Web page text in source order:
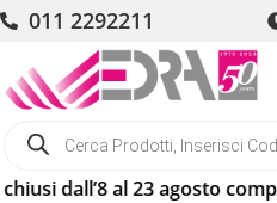
011 2292211
dall’8 al 23 agosto